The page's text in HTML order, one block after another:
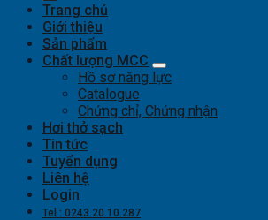
Trang chủ
Giới thiệu
Sản phẩm
Chất lượng MCC
Hồ sơ năng lực
Catalogue
Chứng chỉ, Chứng nhận
Hơi thở sạch
Tin tức
Tuyển dụng
Liên hệ
Login
Tel : 0243.20.10.287